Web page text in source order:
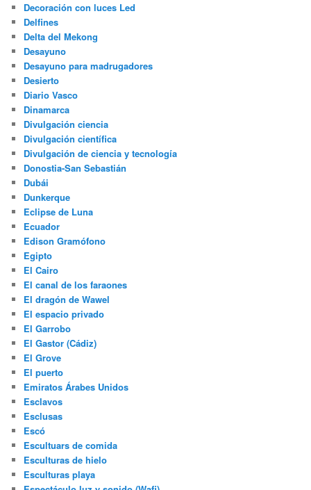
Decoración con luces Led
Delfines
Delta del Mekong
Desayuno
Desayuno para madrugadores
Desierto
Diario Vasco
Dinamarca
Divulgación ciencia
Divulgación científica
Divulgación de ciencia y tecnología
Donostia-San Sebastián
Dubái
Dunkerque
Eclipse de Luna
Ecuador
Edison Gramófono
Egipto
El Cairo
El canal de los faraones
El dragón de Wawel
El espacio privado
El Garrobo
El Gastor (Cádiz)
El Grove
El puerto
Emiratos Árabes Unidos
Esclavos
Esclusas
Escó
Escultuars de comida
Esculturas de hielo
Esculturas playa